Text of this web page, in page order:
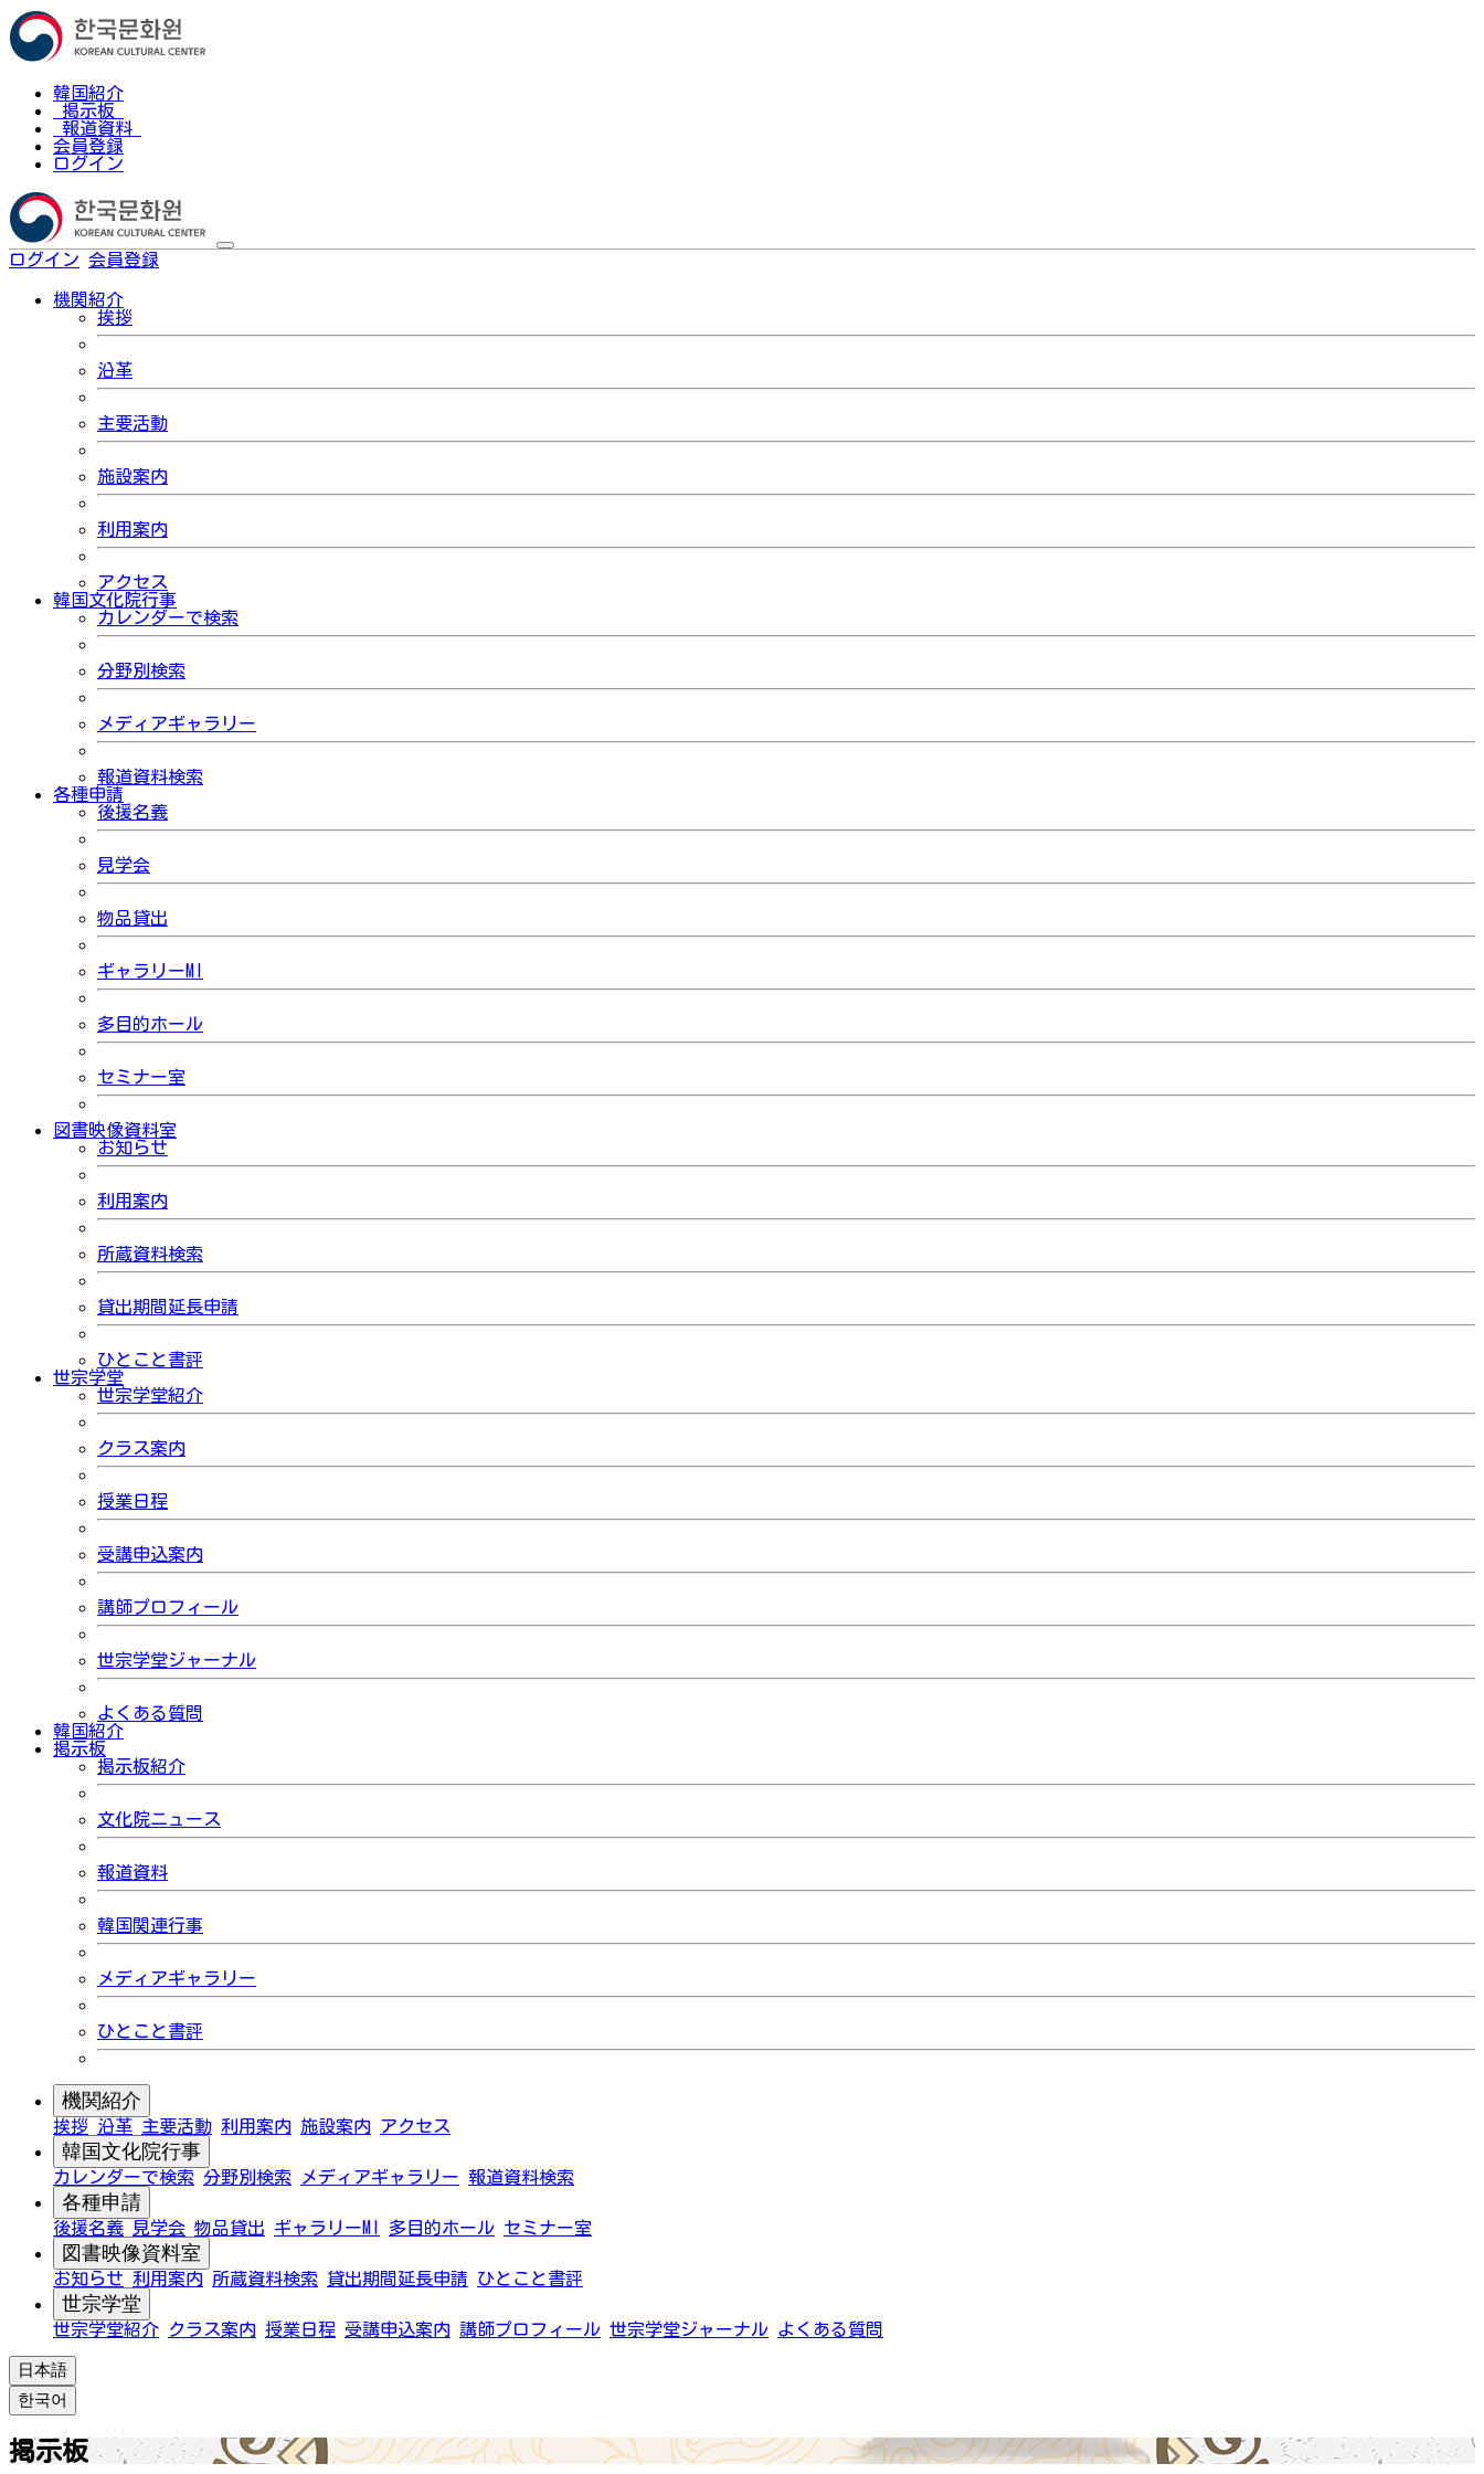
韓国紹介
掲示板
報道資料
会員登録
ログイン
ログイン 会員登録
機関紹介
挨拶
沿革
主要活動
施設案内
利用案内
アクセス
韓国文化院行事
カレンダーで検索
分野別検索
メディアギャラリー
報道資料検索
各種申請
後援名義
見学会
物品貸出
ギャラリーMI
多目的ホール
セミナー室
図書映像資料室
お知らせ
利用案内
所蔵資料検索
貸出期間延長申請
ひとこと書評
世宗学堂
世宗学堂紹介
クラス案内
授業日程
受講申込案内
講師プロフィール
世宗学堂ジャーナル
よくある質問
韓国紹介
掲示板
掲示板紹介
文化院ニュース
報道資料
韓国関連行事
メディアギャラリー
ひとこと書評
機関紹介
挨拶 沿革 主要活動 利用案内 施設案内 アクセス
韓国文化院行事
カレンダーで検索 分野別検索 メディアギャラリー 報道資料検索
各種申請
後援名義 見学会 物品貸出 ギャラリーMI 多目的ホール セミナー室
図書映像資料室
お知らせ 利用案内 所蔵資料検索 貸出期間延長申請 ひとこと書評
世宗学堂
世宗学堂紹介 クラス案内 授業日程 受講申込案内 講師プロフィール 世宗学堂ジャーナル よくある質問
日本語
한국어
掲示板